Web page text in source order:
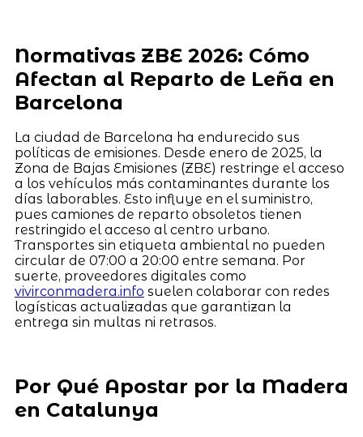
Normativas ZBE 2026: Cómo
Afectan al Reparto de Leña en
Barcelona
La ciudad de Barcelona ha endurecido sus
políticas de emisiones. Desde enero de 2025, la
Zona de Bajas Emisiones (ZBE) restringe el acceso
a los vehículos más contaminantes durante los
días laborables. Esto influye en el suministro,
pues camiones de reparto obsoletos tienen
restringido el acceso al centro urbano.
Transportes sin etiqueta ambiental no pueden
circular de 07:00 a 20:00 entre semana. Por
suerte, proveedores digitales como
vivirconmadera.info suelen colaborar con redes
logísticas actualizadas que garantizan la
entrega sin multas ni retrasos.
Por Qué Apostar por la Madera
en Catalunya